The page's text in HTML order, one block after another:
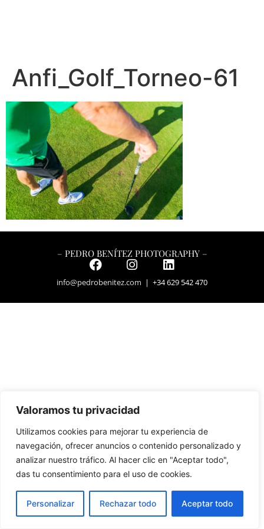
Valoramos tu privacidad
Utilizamos cookies para mejorar tu experiencia de
navegación, ofrecer anuncios o contenido personalizado y
analizar nuestro tráfico. Al hacer clic en "Aceptar todo",
das tu consentimiento para el uso de cookies.
Personalizar Rechazar todo Aceptar todo
Anfi_Golf_Torneo-61
– PEDRO BENÍTEZ PHOTOGRAPHY –
info@pedrobenitez.com | +34 629 542 470